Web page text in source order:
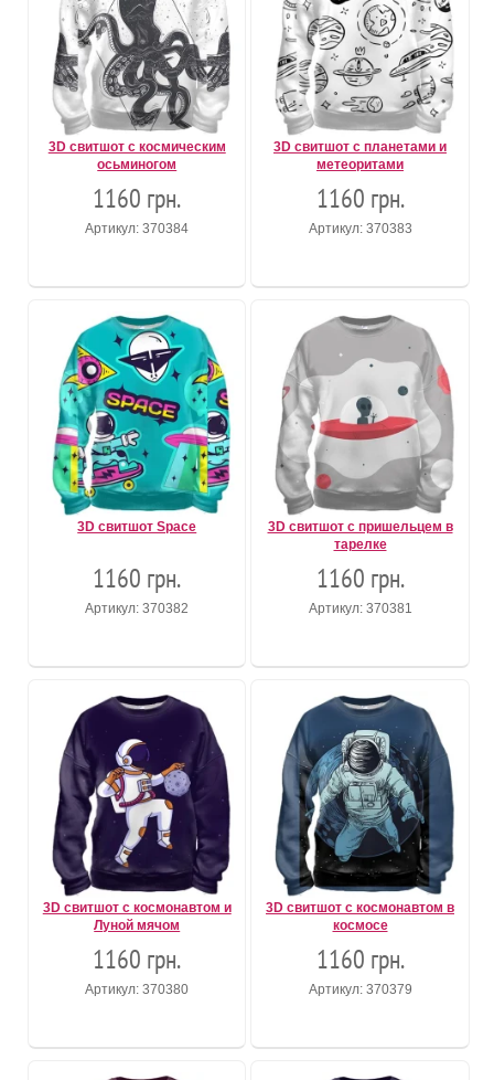
3D свитшот с космическим
осьминогом
1160 грн.
Артикул: 370384
3D свитшот с планетами и
метеоритами
1160 грн.
Артикул: 370383
3D свитшот Space
1160 грн.
Артикул: 370382
3D свитшот с пришельцем в
тарелке
1160 грн.
Артикул: 370381
3D свитшот с космонавтом и
Луной мячом
1160 грн.
Артикул: 370380
3D свитшот с космонавтом в
космосе
1160 грн.
Артикул: 370379